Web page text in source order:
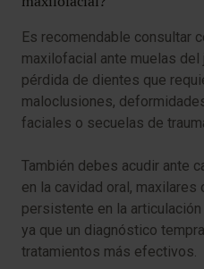
Es recomendable consultar
maxilofacial ante muelas
pérdida de dientes que
maloclusiones,
faciales o secuelas de
También debes acudir ante
en la cavidad oral,
persistente en la
ya que un diagnóstico
tratamientos más efectivos.